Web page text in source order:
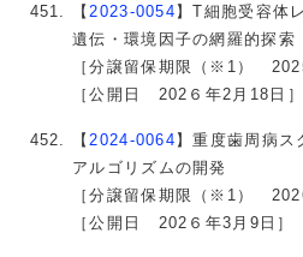
【 2023-0054 】T細胞受容体
遺伝・環境因子の網羅的探索
［分譲留保期限（※1）
［公開日 202６年2月18日］
【 2024-0064 】重度歯周病ス
アルゴリズムの開発
［分譲留保期限（※1）
［公開日 202６年3月9日］